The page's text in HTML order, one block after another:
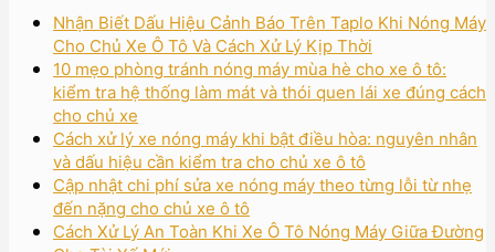
Nhận Biết Dấu Hiệu Cảnh Báo Trên Taplo Khi Nóng Máy
Cho Chủ Xe Ô Tô Và Cách Xử Lý Kịp Thời
10 mẹo phòng tránh nóng máy mùa hè cho xe ô tô:
kiểm tra hệ thống làm mát và thói quen lái xe đúng cách
cho chủ xe
Cách xử lý xe nóng máy khi bật điều hòa: nguyên nhân
và dấu hiệu cần kiểm tra cho chủ xe ô tô
Cập nhật chi phí sửa xe nóng máy theo từng lỗi từ nhẹ
đến nặng cho chủ xe ô tô
Cách Xử Lý An Toàn Khi Xe Ô Tô Nóng Máy Giữa Đường